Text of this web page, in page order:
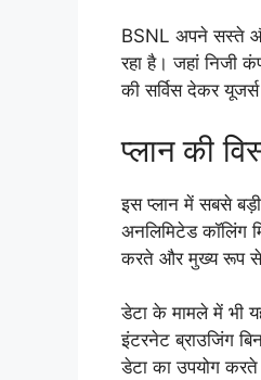
BSNL अपने सस्ते
रहा है। जहां निजी
की सर्विस देकर
प्लान की
इस प्लान में सबसे
अनलिमिटेड कॉलिंग
करते और मुख्य रूप से
डेटा के मामले में भी
इंटरनेट ब्राउजिंग
डेटा का उपयोग करते